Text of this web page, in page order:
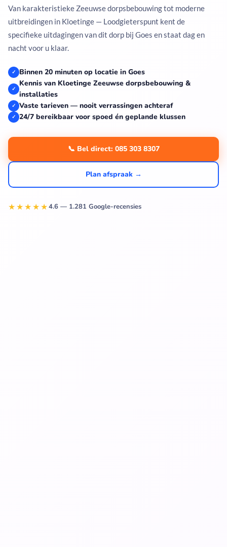
Van karakteristieke Zeeuwse dorpsbebouwing tot moderne
uitbreidingen in Kloetinge — Loodgieterspunt kent de
specifieke uitdagingen van dit dorp bij Goes en staat dag en
nacht voor u klaar.
✓ Binnen 20 minuten op locatie in Goes
✓
Kennis van Kloetinge Zeeuwse dorpsbebouwing &
installaties
✓ Vaste tarieven — nooit verrassingen achteraf
✓ 24/7 bereikbaar voor spoed én geplande klussen
📞 Bel direct: 085 303 8307
Plan afspraak →
★★★★★4.6 — 1.281 Google-recensies